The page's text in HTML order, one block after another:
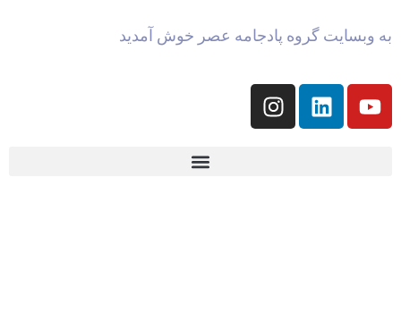
به وبسایت گروه پادجامه عصر خوش آمدید